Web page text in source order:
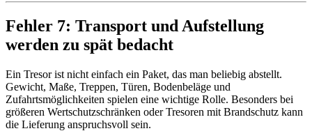
Fehler 7: Transport und Aufstellung
werden zu spät bedacht
Ein Tresor ist nicht einfach ein Paket, das man beliebig abstellt.
Gewicht, Maße, Treppen, Türen, Bodenbeläge und
Zufahrtsmöglichkeiten spielen eine wichtige Rolle. Besonders bei
größeren Wertschutzschränken oder Tresoren mit Brandschutz kann
die Lieferung anspruchsvoll sein.